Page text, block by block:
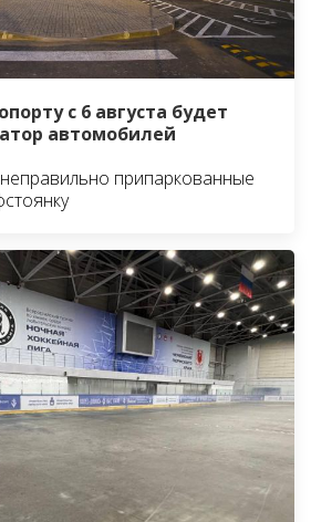
с 6 августа будет
автомобилей
припаркованные